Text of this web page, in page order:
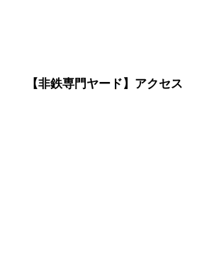
【非鉄専門ヤード】アクセス